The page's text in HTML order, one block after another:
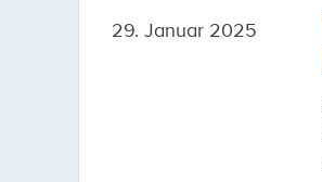
29. Januar 2025